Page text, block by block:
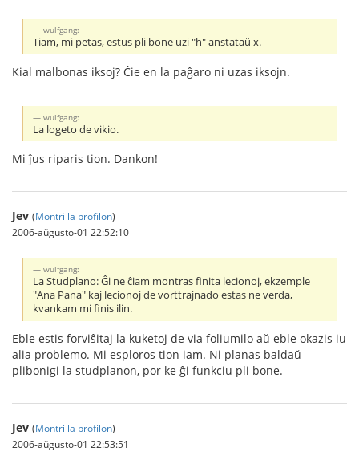
wulfgang:
Tiam, mi petas, estus pli bone uzi "h" anstataŭ x.
Kial malbonas iksoj? Ĉie en la paĝaro ni uzas iksojn.
wulfgang:
La logeto de vikio.
Mi ĵus riparis tion. Dankon!
Jev (Montri la profilon)
2006-aŭgusto-01 22:52:10
wulfgang:
La Studplano: Ĝi ne ĉiam montras finita lecionoj, ekzemple
"Ana Pana" kaj lecionoj de vorttrajnado estas ne verda,
kvankam mi finis ilin.
Eble estis forviŝitaj la kuketoj de via foliumilo aŭ eble okazis iu
alia problemo. Mi esploros tion iam. Ni planas baldaŭ
plibonigi la studplanon, por ke ĝi funkciu pli bone.
Jev (Montri la profilon)
2006-aŭgusto-01 22:53:51